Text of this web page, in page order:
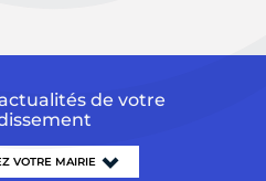
de votre